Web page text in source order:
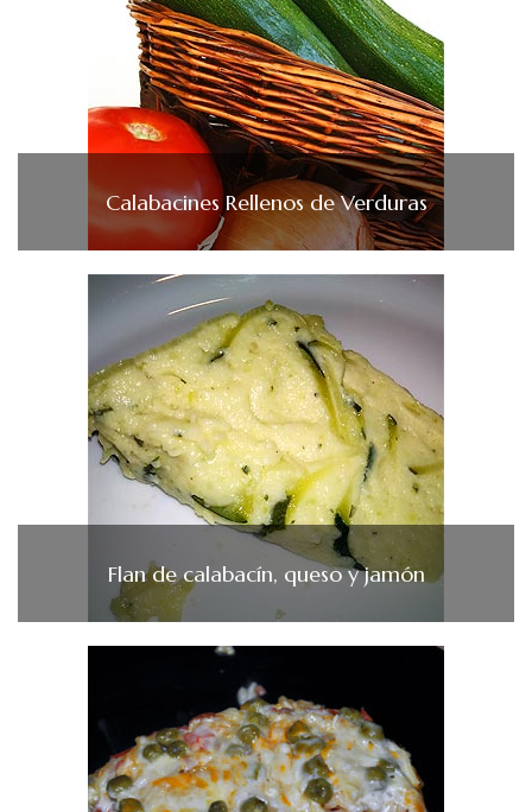
Calabacines Rellenos de Verduras
Flan de calabacín, queso y jamón